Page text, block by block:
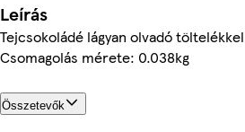
Leírás
Tejcsokoládé lágyan olvadó töltelékkel
Csomagolás mérete: 0.038kg
Összetevők